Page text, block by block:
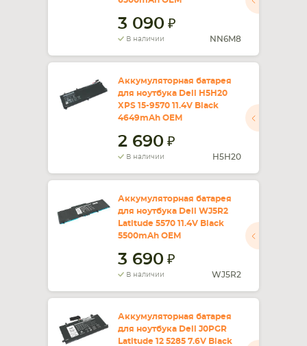
3 090
В наличии NN6M8
Аккумуляторная батарея
для ноутбука Dell H5H20
XPS 15-9570 11.4V Black
4649mAh OEM
2 690
В наличии H5H20
Аккумуляторная батарея
для ноутбука Dell WJ5R2
Latitude 5570 11.4V Black
5500mAh OEM
3 690
В наличии WJ5R2
Аккумуляторная батарея
для ноутбука Dell J0PGR
Latitude 12 5285 7.6V Black